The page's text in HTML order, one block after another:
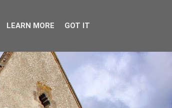
LEARN MORE GOT IT